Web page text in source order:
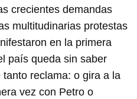
crecientes demandas
multitudinarias protestas
en la primera
país queda sin saber
reclama: o gira a la
vez con Petro o